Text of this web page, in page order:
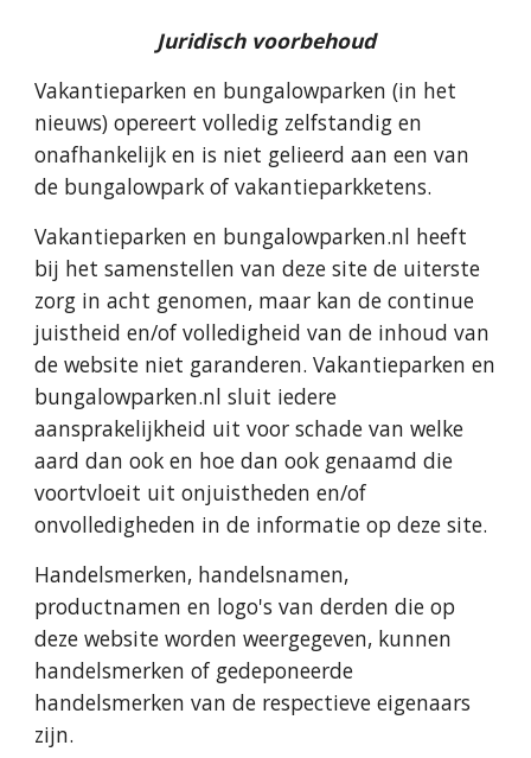
Juridisch voorbehoud
Vakantieparken en bungalowparken (in het
nieuws) opereert volledig zelfstandig en
onafhankelijk en is niet gelieerd aan een van
de bungalowpark of vakantieparkketens.
Vakantieparken en bungalowparken.nl heeft
bij het samenstellen van deze site de uiterste
zorg in acht genomen, maar kan de continue
juistheid en/of volledigheid van de inhoud van
de website niet garanderen. Vakantieparken en
bungalowparken.nl sluit iedere
aansprakelijkheid uit voor schade van welke
aard dan ook en hoe dan ook genaamd die
voortvloeit uit onjuistheden en/of
onvolledigheden in de informatie op deze site.
Handelsmerken, handelsnamen,
productnamen en logo's van derden die op
deze website worden weergegeven, kunnen
handelsmerken of gedeponeerde
handelsmerken van de respectieve eigenaars
zijn.